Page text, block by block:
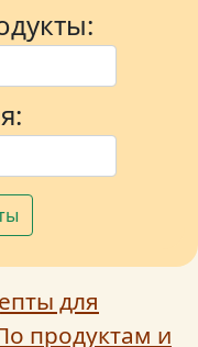
для
продуктам и